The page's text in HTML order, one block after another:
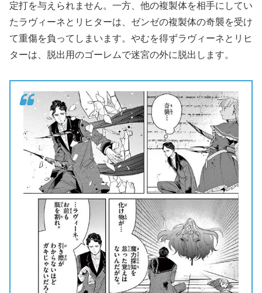
定打を与えられません。一方、他の複製体を相手にしてい
たラヴィーネとリヒターは、ゼンゼの複製体の奇襲を受け
て重傷を負ってしまいます。やむを得ずラヴィーネとリヒ
ターは、脱出用のゴーレムで迷宮の外に脱出します。